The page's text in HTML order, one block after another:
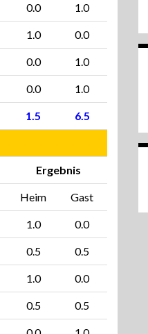
0.0 1.0
1.0 0.0
0.0 1.0
0.0 1.0
1.5 6.5
Ergebnis
Heim Gast
1.0 0.0
0.5 0.5
1.0 0.0
0.5 0.5